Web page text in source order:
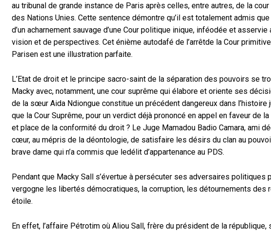
au tribunal de grande instance de Paris après celles, entre autres, de la
des Nations Unies. Cette sentence démontre qu’il est totalement admis
d’un acharnement sauvage d’une Cour politique inique, inféodée et
vision et de perspectives. Cet énième autodafé de l’arrêtde la Cour
Parisen est une illustration parfaite.
L’Etat de droit et le principe sacro-saint de la séparation des pouvoirs se
Macky avec, notamment, une cour suprême qui élabore et oriente ses
de la sœur Aida Ndiongue constitue un précédent dangereux dans
que la Cour Suprême, pour un verdict déjà prononcé en appel en faveur
et place de la conformité du droit ? Le Juge Mamadou Badio Camara, ami
cœur, au mépris de la déontologie, de satisfaire les désirs du clan au
brave dame qui n’a commis que ledélit d’appartenance au PDS.
Pendant que Macky Sall s’évertue à persécuter ses adversaires politiques
vergogne les libertés démocratiques, la corruption, les détournements des
étoile.
En effet, l’affaire Pétrotim où Aliou Sall, frère du président de la